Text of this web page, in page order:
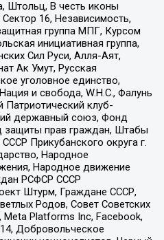
Штольц, В честь иконы
16, Независимость,
группа МПГ, Курсом
инициативная группа,
Сил Руси, Алля-Аят,
Ак Умут, Русская
уголовное единство,
и свобода, W.H.С., Фалунь
клуб-
державный союз, Фонд
защиты прав граждан, Штабы
Прикубанского округа г.
Народное
Народное движение
РСФСР СССР
Штурм, Граждане СССР,
Родов, Совет Советских
Platforms Inc, Facebook,
Добровольческое